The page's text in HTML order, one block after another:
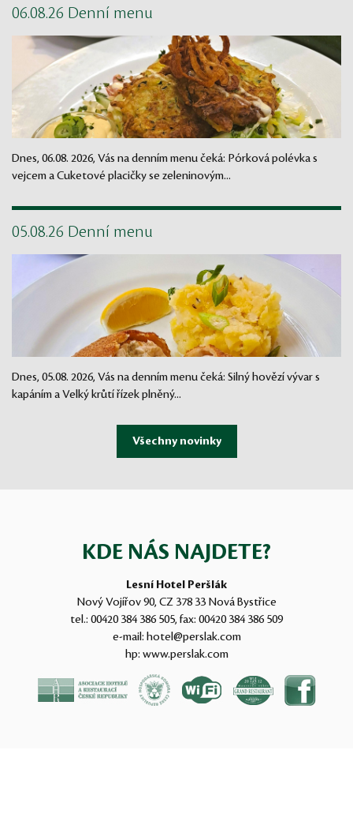
06.08.26 Denní menu
Dnes, 06.08. 2026, Vás na denním menu čeká: Pórková polévka s
vejcem a Cuketové placičky se zeleninovým...
05.08.26 Denní menu
Dnes, 05.08. 2026, Vás na denním menu čeká: Silný hovězí vývar s
kapáním a Velký krůtí řízek plněný...
KDE NÁS NAJDETE?
Lesní Hotel Peršlák
Nový Vojířov 90, CZ 378 33 Nová Bystřice
tel.: 00420 384 386 505, fax: 00420 384 386 509
e-mail: hotel@perslak.com
hp: www.perslak.com